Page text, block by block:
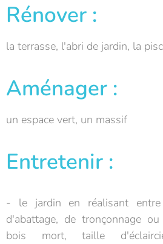
Rénover :
la terrasse, l'abri de jardin, la
Aménager :
un espace vert, un massif
Entretenir :
- le jardin en réalisant
d'abattage, de tronçonnage
bois mort, taille